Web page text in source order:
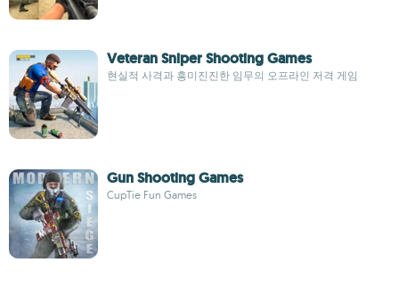
Veteran Sniper Shooting Games
현실적 사격과 흥미진진한 임무의 오프라인 저격 게임
Gun Shooting Games
CupTie Fun Games